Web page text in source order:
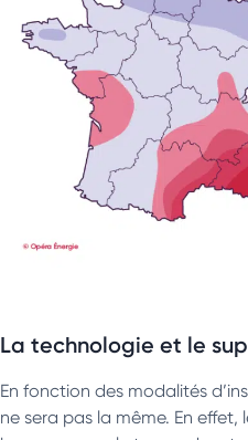
La technologie et le
En fonction des modalités
ne sera pas la même. En